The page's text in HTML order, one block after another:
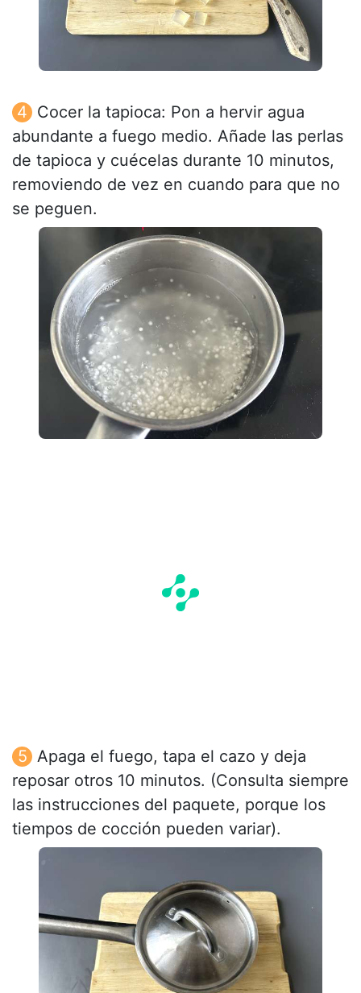
Cocer la tapioca: Pon a hervir agua
abundante a fuego medio. Añade las perlas
de tapioca y cuécelas durante 10 minutos,
removiendo de vez en cuando para que no
se peguen.
Apaga el fuego, tapa el cazo y deja
reposar otros 10 minutos. (Consulta siempre
las instrucciones del paquete, porque los
tiempos de cocción pueden variar).